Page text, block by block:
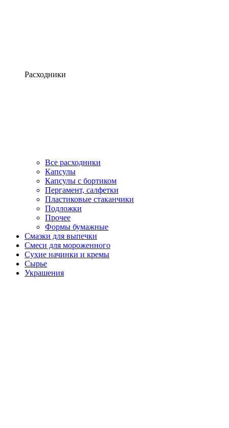
Расходники
Все расходники
Капсулы
Капсулы с бортиком
Пергамент, салфетки
Пластиковые стаканчики
Подложки
Прочее
Формы бумажные
Смазки для выпечки
Смеси для мороженного
Сухие начинки и кремы
Сырье
Украшения